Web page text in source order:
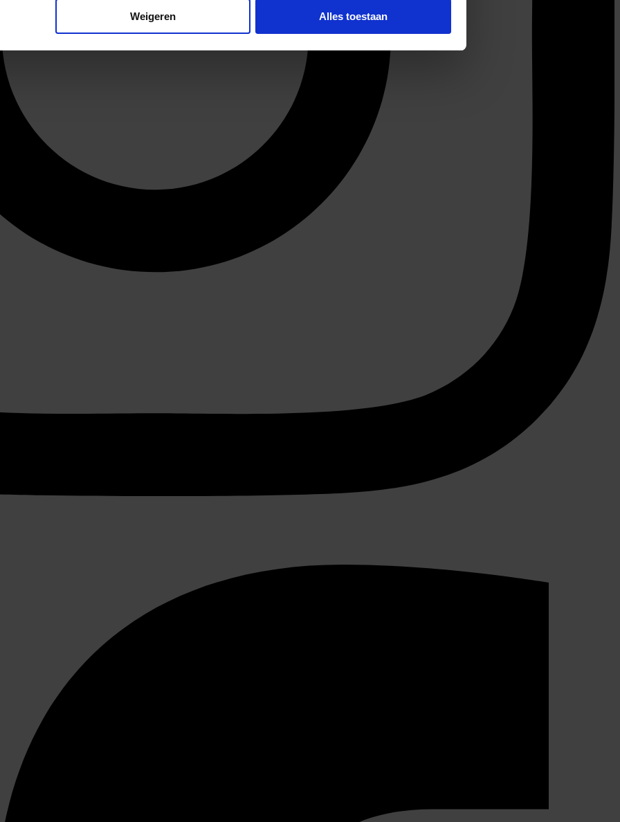
gegevens worden verwerkt en stel uw voorkeuren in het
detailgedeelte
en advertenties te personaliseren, om functies voor social media te bieden en om ons
Ook delen we informatie over uw gebruik van onze site met onze partners voor social
Deze partners kunnen deze gegevens combineren met andere informatie die u aan ze heeft
op basis van uw gebruik van hun services.
Weigeren Alles toestaan